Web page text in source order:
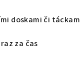
doskami či
za čas